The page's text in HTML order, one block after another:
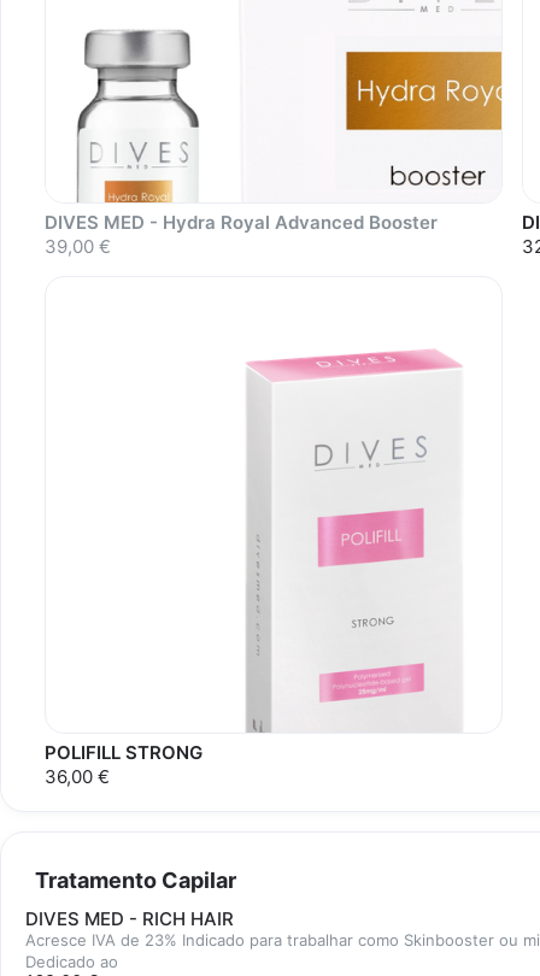
DIVES MED - Hydra Royal Advanced Booster
39,00 €
POLIFILL STRONG
36,00 €
Tratamento Capilar
DIVES MED - RICH HAIR
Acresce IVA de 23% Indicado para trabalhar como Skinbooster ou
Dedicado ao